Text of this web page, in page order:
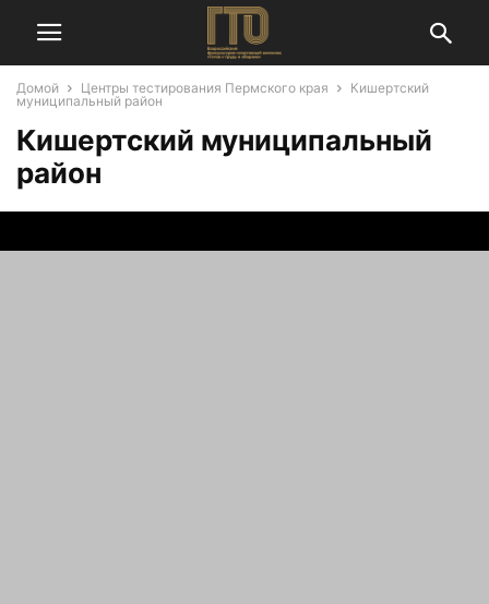
Домой Центры тестирования Пермского края
Кишертский
муниципальный район
Кишертский муниципальный
район